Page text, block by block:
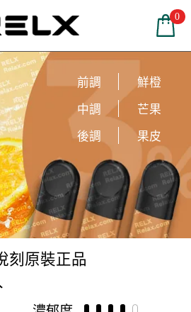
0
前調 鮮橙
中調 芒果
後調 果皮
刻原裝正品